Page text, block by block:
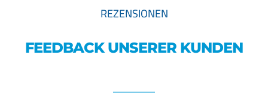
REZENSIONEN
FEEDBACK UNSERER KUNDEN